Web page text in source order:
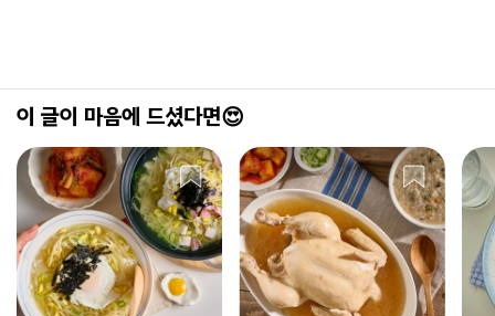
이 글이 마음에 드셨다면😍